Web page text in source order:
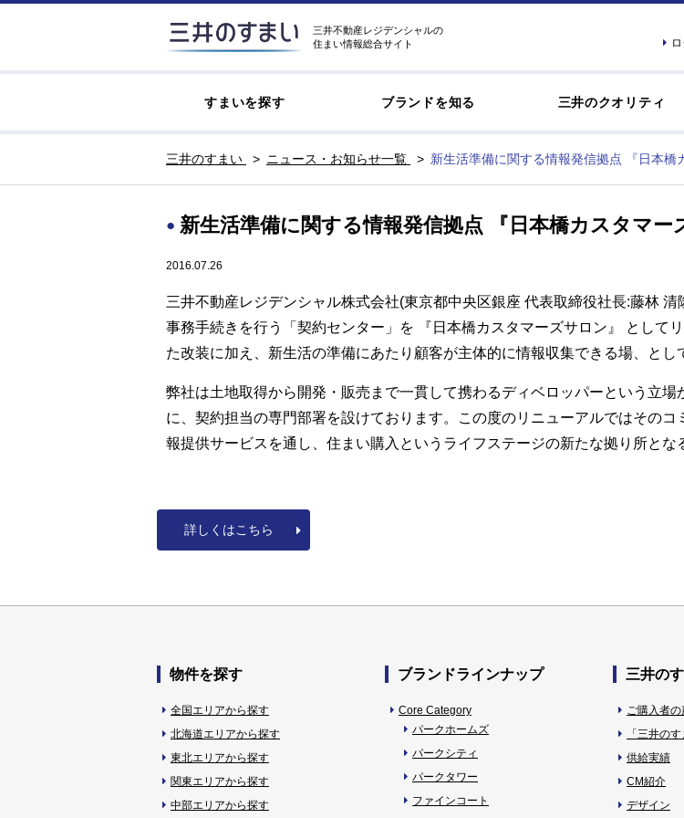
三井不動産レジデンシャルの
住まい情報総合サイト
すまいを探す ブランドを知る 三井のクオリティ
三井のすまい ニュース・お知らせ一覧 新生活準備に関する情報発信拠点 『日本橋
新生活準備に関する情報発信拠点 『日本橋カスタマー
2016.07.26
三井不動産レジデンシャル株式会社(東京都中央区銀座 代表取締役社長:藤林
事務手続きを行う「契約センター」を 『日本橋カスタマーズサロン』 として
た改装に加え、新生活の準備にあたり顧客が主体的に情報収集できる場、とし
弊社は土地取得から開発・販売まで一貫して携わるディベロッパーという立
に、契約担当の専門部署を設けております。この度のリニューアルではその
報提供サービスを通し、住まい購入というライフステージの新たな拠り所とな
詳しくはこちら
物件を探す
全国エリアから探す
北海道エリアから探す
東北エリアから探す
関東エリアから探す
中部エリアから探す
ブランドラインナップ
Core Category
パークホームズ
パークシティ
パークタワー
ファインコート
三井の
ご購入者の
「三井の
供給実績
CM紹介
デザイン